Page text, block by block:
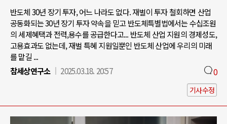
반도체 30년 장기 투자, 어느 나라도 없다. 재벌이 투자 철회하면 산업
공동화되는 30년 장기 투자 약속을 믿고 반도체특별법에서는 수십조원
의 세제혜택과 전력,용수를 공급한다고... 반도체 산업 지원의 경제성도,
고용효과도 없는데, 재벌 특혜 지원일뿐인 반도체 산업에 우리의 미래
를 맡길 ...
참세상연구소
2025.03.18. 20:57 0
기사수정